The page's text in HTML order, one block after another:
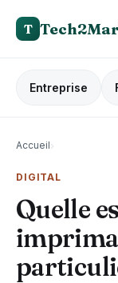
T
Entreprise
Accueil›
DIGITAL
Quelle